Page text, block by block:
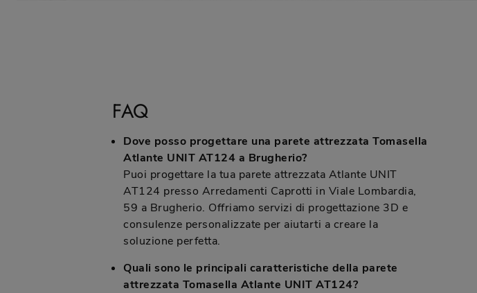
FAQ
Dove posso progettare una parete attrezzata Tomasella
Atlante UNIT AT124 a Brugherio?
Puoi progettare la tua parete attrezzata Atlante UNIT
AT124 presso Arredamenti Caprotti in Viale Lombardia,
59 a Brugherio. Offriamo servizi di progettazione 3D e
consulenze personalizzate per aiutarti a creare la
soluzione perfetta.
Quali sono le principali caratteristiche della parete
attrezzata Tomasella Atlante UNIT AT124?